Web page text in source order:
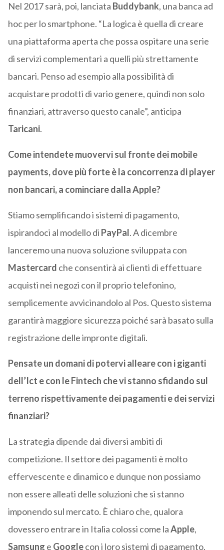
Nel 2017 sarà, poi, lanciata Buddybank, una banca ad
hoc per lo smartphone. “La logica è quella di creare
una piattaforma aperta che possa ospitare una serie
di servizi complementari a quelli più strettamente
bancari. Penso ad esempio alla possibilità di
acquistare prodotti di vario genere, quindi non solo
finanziari, attraverso questo canale”, anticipa
Taricani.
Come intendete muovervi sul fronte dei mobile
payments, dove più forte è la concorrenza di player
non bancari, a cominciare dalla Apple?
Stiamo semplificando i sistemi di pagamento,
ispirandoci al modello di PayPal. A dicembre
lanceremo una nuova soluzione sviluppata con
Mastercard che consentirà ai clienti di effettuare
acquisti nei negozi con il proprio telefonino,
semplicemente avvicinandolo al Pos. Questo sistema
garantirà maggiore sicurezza poiché sarà basato sulla
registrazione delle impronte digitali.
Pensate un domani di potervi alleare con i giganti
dell’Ict e con le Fintech che vi stanno sfidando sul
terreno rispettivamente dei pagamenti e dei servizi
finanziari?
La strategia dipende dai diversi ambiti di
competizione. Il settore dei pagamenti è molto
effervescente e dinamico e dunque non possiamo
non essere alleati delle soluzioni che si stanno
imponendo sul mercato. È chiaro che, qualora
dovessero entrare in Italia colossi come laApple,
Samsung e Googlecon i loro sistemi di pagamento,